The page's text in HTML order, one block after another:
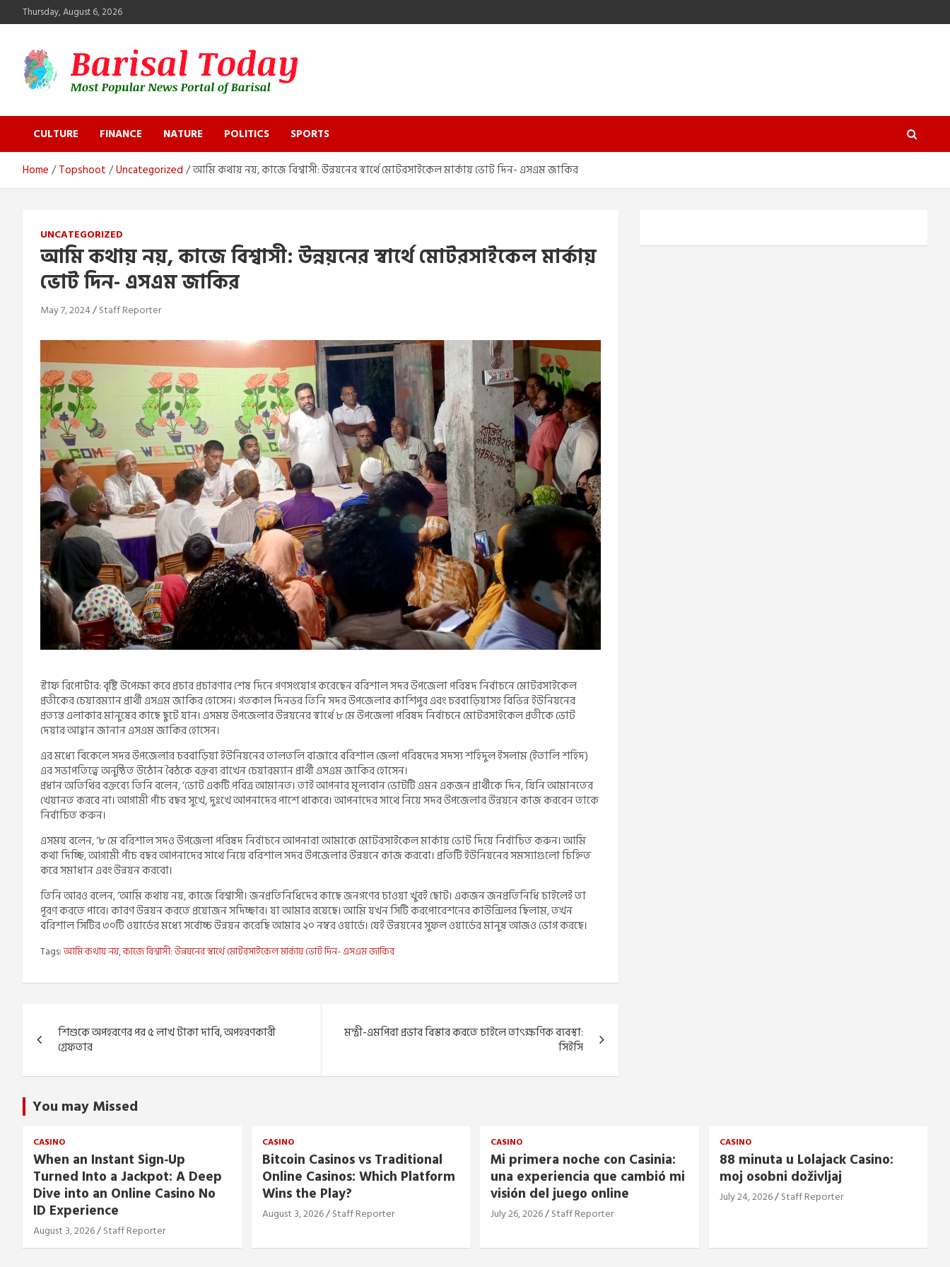
to
Thursday, August 6, 2026
Barisal Today
CULTURE
FINANCE NATURE POLITICS SPORTS
Home Topshoot Uncategorized আমি কথায় নয়, কাজে বিশ্বাসী: উন্নয়নের স্বার্থে মোটরসাইকেল মার্কায় ভোট দিন- এসএম জাকির
UNCATEGORIZED
আমি কথায় নয়, কাজে বিশ্বাসী: উন্নয়নের স্বার্থে মোটরসাইকেল মার্কায়
ভোট দিন- এসএম জাকির
May 7, 2024 Staff Reporter
স্টাফ রিপোর্টার: বৃষ্টি উপেক্ষা করে প্রচার প্রচারণার শেষ দিনে গণসংযোগ করেছেন বরিশাল সদর উপজেলা পরিষদ নির্বাচনে মোটরসাইকেল
প্রতীকের চেয়ারম্যান প্রার্থী এসএম জাকির হোসেন। গতকাল দিনভর তিনি সদর উপজেলার কাশিপুর এবং চরবাড়িয়াসহ বিভিন্ন ইউনিয়নের
প্রত্যন্ত এলাকার মানুষের কাছে ছুটে যান। এসময় উপজেলার উন্নয়নের স্বার্থে ৮ মে উপজেলা পরিষদ নির্বাচনে মোটরসাইকেল প্রতীকে ভোট
দেয়ার আহ্বান জানান এসএম জাকির হোসেন।
এর মধ্যে বিকেলে সদর উপজেলার চরবাড়িয়া ইউনিয়নের তালতলি বাজারে বরিশাল জেলা পরিষদের সদস্য শহিদুল ইসলাম (ইতালি শহিদ)
এর সভাপতিত্বে অনুষ্ঠিত উঠোন বৈঠকে বক্তব্য রাখেন চেয়ারম্যান প্রার্থী এসএম জাকির হোসেন।
প্রধান অতিথির বক্তব্যে তিনি বলেন, ‘ভোট একটি পবিত্র আমানত। তাই আপনার মূল্যবান ভোটটি এমন একজন প্রার্থীকে দিন, যিনি আমানতের
খেয়ানত করবে না। আগামী পাঁচ বছর সুখে, দুঃখে আপনাদের পাশে থাকবে। আপনাদের সাথে নিয়ে সদর উপজেলার উন্নয়নে কাজ করবেন তাকে
নির্বাচিত করুন।
এসময় বলেন, ‘৮ মে বরিশাল সদও উপজেলা পরিষদ নির্বাচনে আপনারা আমাকে মোটরসাইকেল মার্কায় ভোট দিয়ে নির্বাচিত করুন। আমি
কথা দিচ্ছি, আগামী পাঁচ বছর আপনাদের সাথে নিয়ে বরিশাল সদর উপজেলার উন্নয়নে কাজ করবো। প্রতিটি ইউনিয়নের সমস্যাগুলো চিহ্নিত
করে সমাধান এবং উন্নয়ন করবো।
তিনি আরও বলেন, ‘আমি কথায় নয়, কাজে বিশ্বাসী। জনপ্রতিনিধিদের কাছে জনগণের চাওয়া খুবই ছোট। একজন জনপ্রতিনিধি চাইলেই তা
পূরণ করতে পারে। কারণ উন্নয়ন করতে প্রয়োজন সদিচ্ছার। যা আমার রয়েছে। আমি যখন সিটি করপোরেশনের কাউন্সিলর ছিলাম, তখন
বরিশাল সিটির ৩০টি ওয়ার্ডের মধ্যে সর্বোচ্চ উন্নয়ন করেছি আমার ২০ নম্বর ওয়ার্ডে। যেই উন্নয়নের সুফল ওয়ার্ডের মানুষ আজও ভোগ করছে।
Tags:আমি কথায় নয়,কাজে বিশ্বাসী: উন্নয়নের স্বার্থে মোটরসাইকেল মার্কায় ভোট দিন- এসএম জাকির
Post
navigation
শিশুকে অপহরণের পর ৫ লাখ টাকা দাবি, অপহরণকারী
গ্রেফতার
মন্ত্রী-এমপিরা প্রভাব বিস্তার করতে চাইলে তাৎক্ষণিক ব্যবস্থা:
সিইসি
You may Missed
CASINO
When an Instant Sign‑Up
Turned Into a Jackpot: A Deep
Dive into an Online Casino No
ID Experience
August 3, 2026 Staff Reporter
CASINO
Bitcoin Casinos vs Traditional
Online Casinos: Which Platform
Wins the Play?
August 3, 2026 Staff Reporter
CASINO
Mi primera noche con Casinia:
una experiencia que cambió mi
visión del juego online
July 26, 2026 Staff Reporter
CASINO
88 minuta u Lolajack Casino:
moj osobni doživljaj
July 24, 2026 Staff Reporter